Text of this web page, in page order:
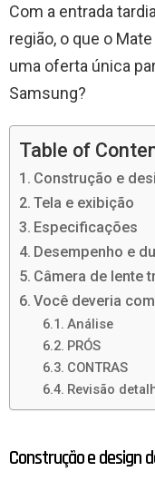
Com a entrada
região, o que o
uma oferta única
Samsung?
Table of
Construção e
Tela e exibição
Especificações
Desempenho e
Câmera de lente
Você deveria
Análise
PRÓS
CONTRAS
Revisão
Construção e design